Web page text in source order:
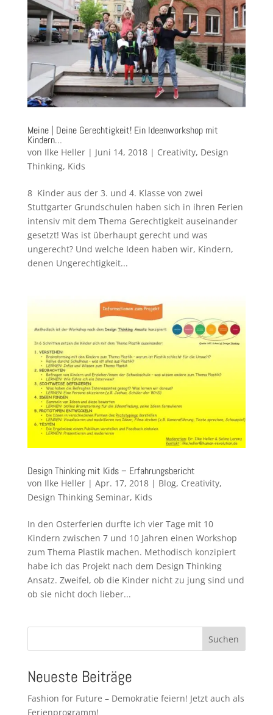
Meine | Deine Gerechtigkeit! Ein Ideenworkshop mit
Kindern…
von Ilke Heller| Juni 14, 2018| Creativity, Design
Thinking, Kids
8 Kinder aus der 3. und 4. Klasse von zwei
Stuttgarter Grundschulen haben sich in ihren Ferien
intensiv mit dem Thema Gerechtigkeit auseinander
gesetzt! Was ist überhaupt gerecht und was
ungerecht? Und welche Ideen haben wir, Kindern,
denen Ungerechtigkeit...
Design Thinking mit Kids – Erfahrungsbericht
von Ilke Heller| Apr. 17, 2018| Blog, Creativity,
Design Thinking Seminar, Kids
In den Osterferien durfte ich vier Tage mit 10
Kindern zwischen 7 und 10 Jahren einen Workshop
zum Thema Plastik machen. Methodisch konzipiert
habe ich das Projekt nach dem Design Thinking
Ansatz. Zweifel, ob die Kinder nicht zu jung sind und
ob sie nicht doch lieber...
Suchen
Neueste Beiträge
Fashion for Future – Demokratie feiern! Jetzt auch als
Ferienprogramm!